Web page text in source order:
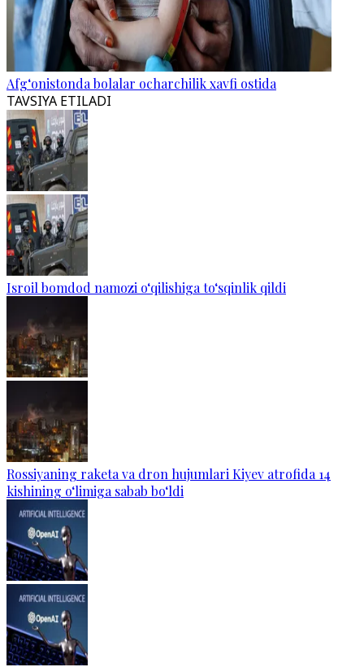
Afg‘onistonda bolalar ocharchilik xavfi ostida
TAVSIYA ETILADI
Isroil bomdod namozi o‘qilishiga to‘sqinlik qildi
Rossiyaning raketa va dron hujumlari Kiyev atrofida 14
kishining o‘limiga sabab bo‘ldi